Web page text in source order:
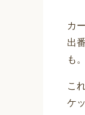
カ
出
も。
こ
ケ